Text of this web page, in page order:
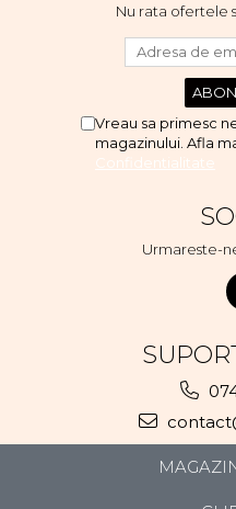
Nu rata ofertele
Vreau sa primesc
magazinului. Afla
Confidentialitate
Urmareste-